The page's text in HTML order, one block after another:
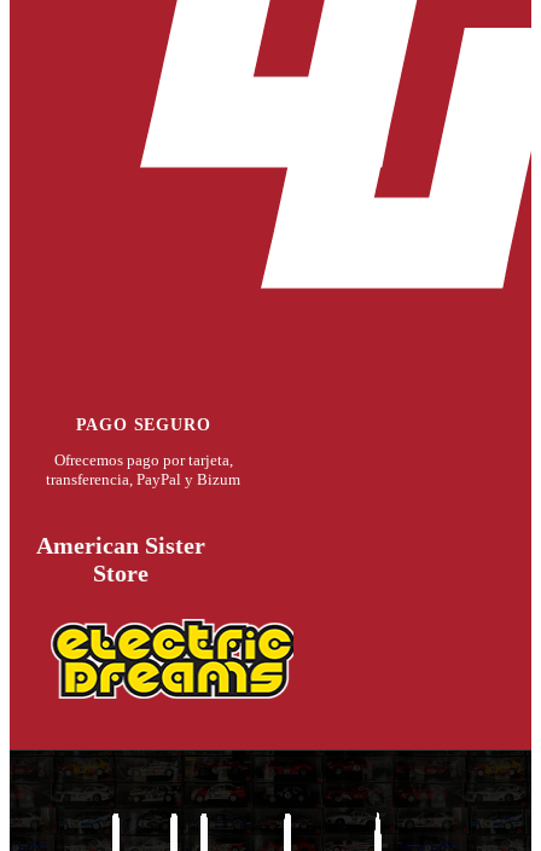
PAGO SEGURO
Ofrecemos pago por tarjeta,
transferencia, PayPal y Bizum
American Sister
Store